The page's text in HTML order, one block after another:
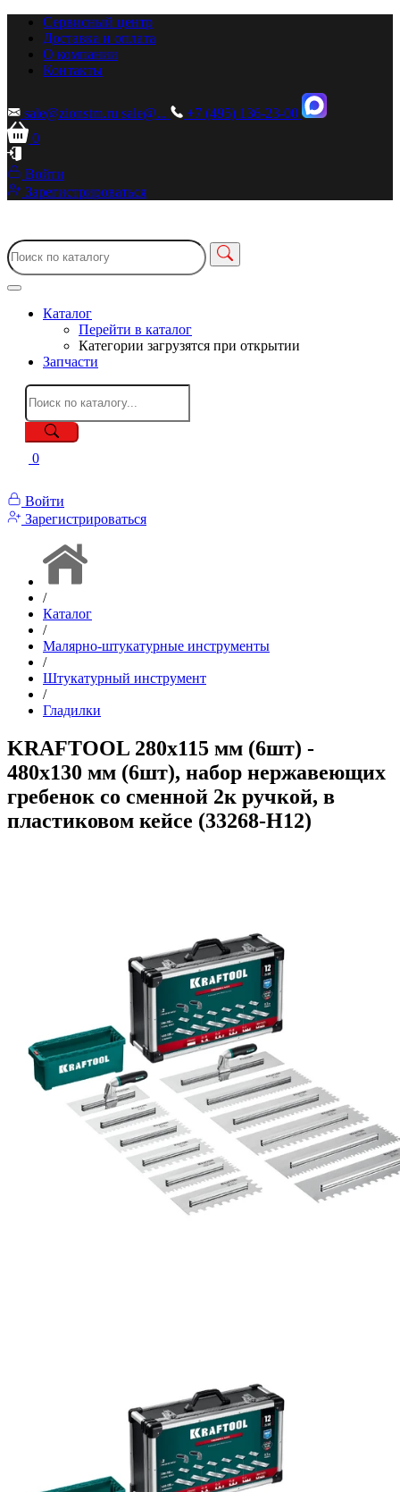
Сервисный центр
Доставка и оплата
О компании
Контакты
sale@zionstm.ru sale@...
+7 (495) 136-23-00
0
Войти
Зарегистрироваться
Каталог
Перейти в каталог
Категории загрузятся при открытии
Запчасти
0
Войти
Зарегистрироваться
/
Каталог
/
Малярно-штукатурные инструменты
/
Штукатурный инструмент
/
Гладилки
KRAFTOOL 280х115 мм (6шт) -
480х130 мм (6шт), набор нержавеющих
гребенок со сменной 2к ручкой, в
пластиковом кейсе (33268-H12)